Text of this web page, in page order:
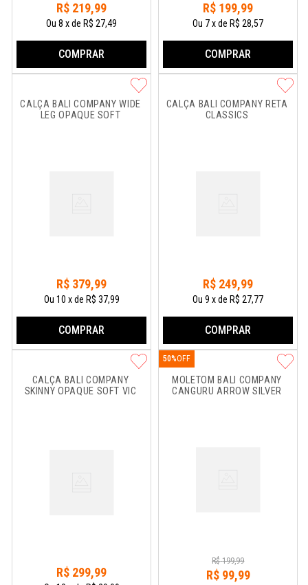
R$ 219,99
Ou8 xde R$ 27,49
COMPRAR
R$ 199,99
Ou 7 xde R$ 28,57
COMPRAR
CALÇA BALI COMPANY WIDE
LEG OPAQUE SOFT
R$ 379,99
Ou 10 xde R$ 37,99
COMPRAR
CALÇA BALI COMPANY RETA
CLASSICS
R$ 249,99
Ou9 xde R$ 27,77
COMPRAR
CALÇA BALI COMPANY
SKINNY OPAQUE SOFT VIC
R$ 299,99
MOLETOM BALI COMPANY
CANGURU ARROW SILVER
50%
R$ 199,99
R$ 99,99